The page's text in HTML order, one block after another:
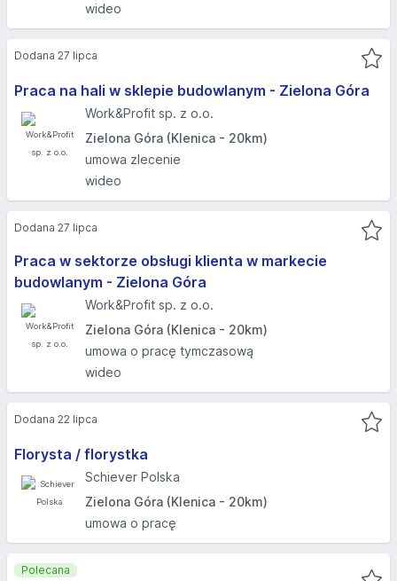
wideo
Praca na hali w sklepie budowlanym - Zielona Góra
Work&Profit sp. z o.o.
Zielona Góra (Klenica - 20km)
umowa zlecenie
wideo
Dodana 27 lipca
Praca w sektorze obsługi klienta w markecie
budowlanym - Zielona Góra
Work&Profit sp. z o.o.
Zielona Góra (Klenica - 20km)
umowa o pracę tymczasową
wideo
Dodana 27 lipca
Florysta / florystka
Schiever Polska
Zielona Góra (Klenica - 20km)
umowa o pracę
Dodana 22 lipca
Polecana